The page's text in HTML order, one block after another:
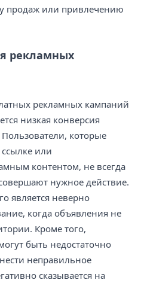
продаж или привлечению
рекламных
рекламных кампаний
низкая конверсия
которые
или
контентом, не всегда
нужное действие.
является неверно
когда объявления не
Кроме того,
быть недостаточно
неправильное
сказывается на